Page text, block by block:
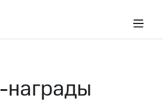
награды